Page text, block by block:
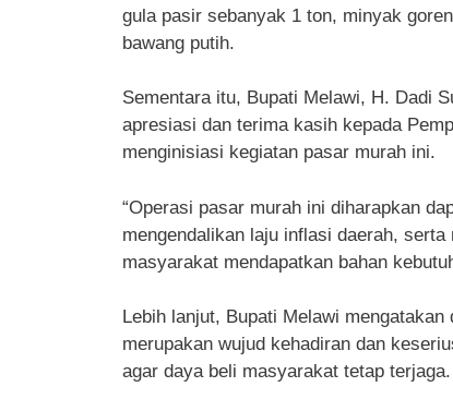
gula pasir sebanyak 1 ton, minyak
bawang putih.
Sementara itu, Bupati Melawi, H. Dadi
apresiasi dan terima kasih kepada
menginisiasi kegiatan pasar murah ini.
“Operasi pasar murah ini diharapkan
mengendalikan laju inflasi daerah,
masyarakat mendapatkan bahan
Lebih lanjut, Bupati Melawi
merupakan wujud kehadiran dan
agar daya beli masyarakat tetap terjaga.